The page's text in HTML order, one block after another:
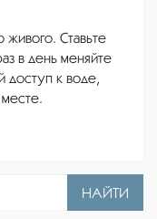
живого. Ставьте
в день меняйте
доступ к воде,
НАЙТИ